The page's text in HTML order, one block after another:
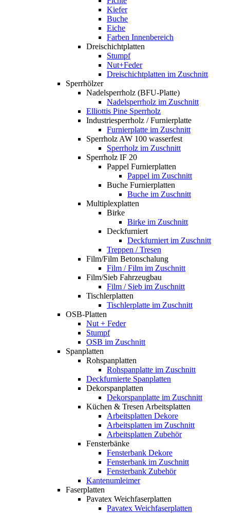
Kiefer
Buche
Eiche
Farben Innenbereich
Dreischichtplatten
Stumpf
Nut+Feder
Dreischichtplatten im Zuschnitt
Sperrhölzer
Nadelsperrholz (BFU-Platte)
Nadelsperrholz im Zuschnitt
Elliottis Pine Sperrholz
Industriesperrholz / Furnierplatte
Furnierplatte im Zuschnitt
Sperrholz AW 100 wasserfest
Sperrholz im Zuschnitt
Sperrholz IF 20
Pappel Furnierplatten
Pappel im Zuschnitt
Buche Furnierplatten
Buche im Zuschnitt
Multiplexplatten
Birke
Birke im Zuschnitt
Deckfurniert
Deckfurniert im Zuschnitt
Treppen / Tresen
Film/Film Betonschalung
Film / Film im Zuschnitt
Film/Sieb Fahrzeugbau
Film / Sieb im Zuschnitt
Tischlerplatten
Tischlerplatte im Zuschnitt
OSB-Platten
Nut + Feder
Stumpf
OSB im Zuschnitt
Spanplatten
Rohspanplatten
Rohspanplatte im Zuschnitt
Deckfurnierte Spanplatten
Dekorspanplatten
Dekorspanplatte im Zuschnitt
Küchen & Tresen Arbeitsplatten
Arbeitsplatten Dekore
Arbeitsplatten im Zuschnitt
Arbeitsplatten Zubehör
Fensterbänke
Fensterbank Dekore
Fensterbank im Zuschnitt
Fensterbank Zubehör
Kantenumleimer
Faserplatten
Pavatex Weichfaserplatten
Pavatex Weichfaserplatten